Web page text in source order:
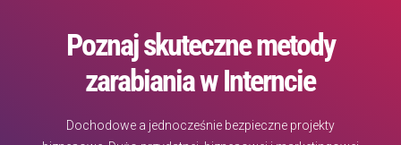
Poznaj skuteczne metody
zarabiania w Interncie
Dochodowe a jednocześnie bezpieczne projekty